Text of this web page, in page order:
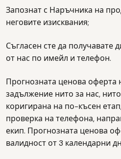
Запознат с Наръчника на
неговите изисквания;
Съгласен сте да получавате
от нас по имейл и телефон.
Прогнозната ценова оферта
задължение нито за нас,
коригирана на по-късен
проверка на телефона,
екип. Прогнозната ценова
валидност от 3 календарни